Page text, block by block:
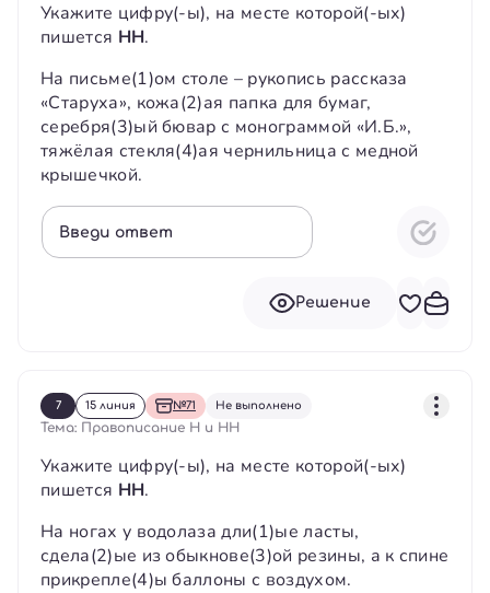
Укажите цифру(-ы), на месте которой(-ых)
пишется НН.
На письме(1)ом столе – рукопись рассказа
«Старуха», кожа(2)ая папка для бумаг,
серебря(3)ый бювар с монограммой «И.Б.»,
тяжёлая стекля(4)ая чернильница с медной
крышечкой.
Введи ответ
Решение
7 15 линия №71 Не выполнено
Тема: Правописание Н и НН
Укажите цифру(-ы), на месте которой(-ых)
пишется НН.
На ногах у водолаза дли(1)ые ласты,
сдела(2)ые из обыкнове(3)ой резины, а к спине
прикрепле(4)ы баллоны с воздухом.